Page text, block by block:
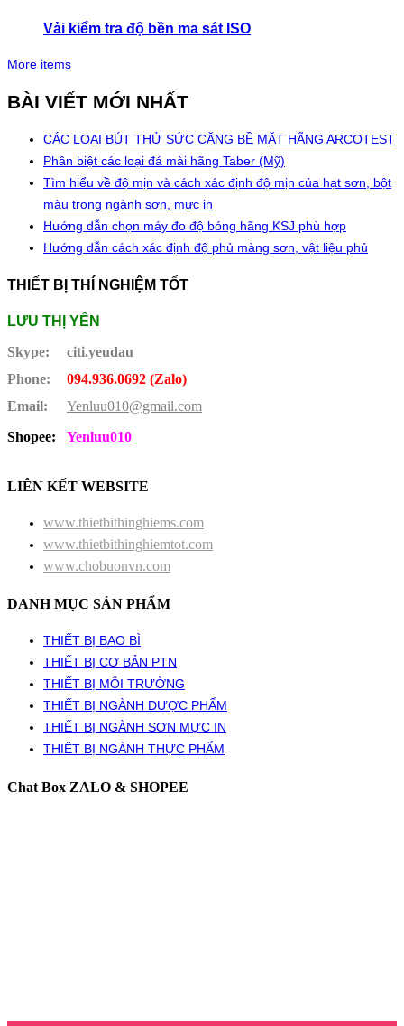
Vải kiểm tra độ bền ma sát ISO
More items
BÀI VIẾT MỚI NHẤT
CÁC LOẠI BÚT THỬ SỨC CĂNG BỀ MẶT HÃNG ARCOTEST
Phân biệt các loại đá mài hãng Taber (Mỹ)
Tìm hiểu về độ mịn và cách xác định độ mịn của hạt sơn, bột
màu trong ngành sơn, mực in
Hướng dẫn chọn máy đo độ bóng hãng KSJ phù hợp
Hướng dẫn cách xác định độ phủ màng sơn, vật liệu phủ
THIẾT BỊ THÍ NGHIỆM TỐT
LƯU THỊ YẾN
Skype:
citi.yeudau
Phone:
094.936.0692 (Zalo)
Email:
Yenluu010@gmail.com
Shopee:
Yenluu010
LIÊN KẾT WEBSITE
www.thietbithinghiems.com
www.thietbithinghiemtot.com
www.chobuonvn.com
DANH MỤC SẢN PHẨM
THIẾT BỊ BAO BÌ
THIẾT BỊ CƠ BẢN PTN
THIẾT BỊ MÔI TRƯỜNG
THIẾT BỊ NGÀNH DƯỢC PHẨM
THIẾT BỊ NGÀNH SƠN MỰC IN
THIẾT BỊ NGÀNH THỰC PHẨM
Chat Box ZALO & SHOPEE